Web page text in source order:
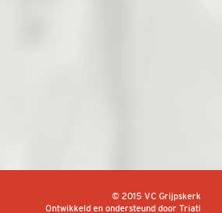
© 2015 VC Grijpskerk
Ontwikkeld en ondersteund doorTriati